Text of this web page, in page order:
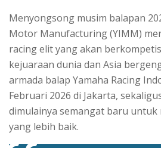
Menyongsong musim balapan
Motor Manufacturing (YIMM)
racing elit yang akan
kejuaraan dunia dan Asia
armada balap Yamaha Racing
Februari 2026 di Jakarta,
dimulainya semangat baru untuk
yang lebih baik.